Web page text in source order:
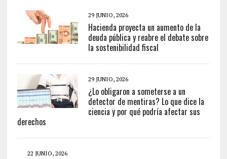
29 JUNIO, 2026
Hacienda proyecta un aumento de la
deuda pública y reabre el debate sobre
la sostenibilidad fiscal
29 JUNIO, 2026
¿Lo obligaron a someterse a un
detector de mentiras? Lo que dice la
ciencia y por qué podría afectar sus
derechos
22 JUNIO, 2026